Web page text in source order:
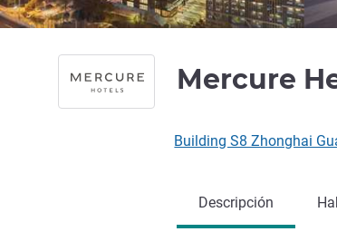
Mercure
Building S8 Zhonghai
Descripción